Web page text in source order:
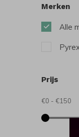
Merken
Alle
Prijs
€0 - €150